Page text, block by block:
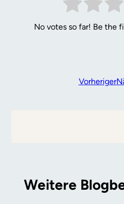
No votes so far! Be the
Vorheriger
Weitere